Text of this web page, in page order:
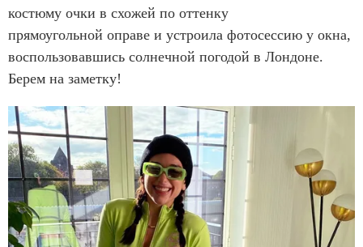
костюму очки в схожей по оттенку
прямоугольной оправе и устроила фотосессию у окна,
воспользовавшись солнечной погодой в Лондоне.
Берем на заметку!